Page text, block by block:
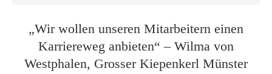
„Wir wollen unseren Mitarbeitern einen
Karriereweg anbieten“ – Wilma von
Westphalen, Grosser Kiepenkerl Münster